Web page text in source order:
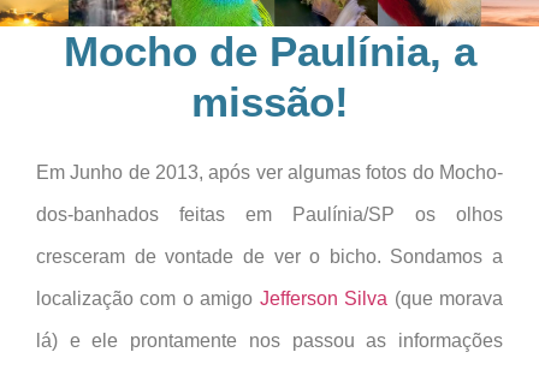
Mocho de Paulínia, a
missão!
Em Junho de 2013, após ver algumas fotos do Mocho-
dos-banhados feitas em Paulínia/SP os olhos
cresceram de vontade de ver o bicho. Sondamos a
localização com o amigo Jefferson Silva (que morava
lá) e ele prontamente nos passou as informações